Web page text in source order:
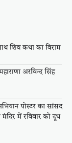
शिव कथा का विराम
अरविन्द सिंह
पोस्टर का सांसद
मंदिर में रविवार को दूध